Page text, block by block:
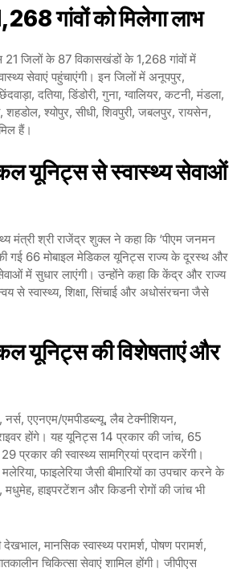
गांवों को मिलेगा लाभ
21 जिलों के 87 विकासखंडों के 1,268 गांवों में
सेवाएं पहुंचाएंगी। इन जिलों में अनूपपुर,
दतिया, डिंडोरी, गुना, ग्वालियर, कटनी, मंडला,
शहडोल, श्योपुर, सीधी, शिवपुरी, जबलपुर, रायसेन,
हैं।
यूनिट्स से स्वास्थ्य सेवाओं
मंत्री श्री राजेंद्र शुक्ल ने कहा कि ‘पीएम जनमन
गई 66 मोबाइल मेडिकल यूनिट्स राज्य के दूरस्थ और
में सुधार लाएंगी। उन्होंने कहा कि केंद्र और राज्य
से स्वास्थ्य, शिक्षा, सिंचाई और अधोसंरचना जैसे
यूनिट्स की विशेषताएं और
एएनएम/एमपीडब्ल्यू, लैब टेक्नीशियन,
होंगे। यह यूनिट्स 14 प्रकार की जांच, 65
प्रकार की स्वास्थ्य सामग्रियां प्रदान करेंगी।
फाइलेरिया जैसी बीमारियों का उपचार करने के
हाइपरटेंशन और किडनी रोगों की जांच भी
मानसिक स्वास्थ्य परामर्श, पोषण परामर्श,
चिकित्सा सेवाएं शामिल होंगी। जीपीएस